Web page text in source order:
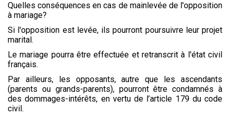
Quelles conséquences en cas de mainlevée de l'opposition
à mariage?
Si l'opposition est levée, ils pourront poursuivre leur projet
marital.
Le mariage pourra être effectuée et retranscrit à l'état civil
français.
Par ailleurs, les opposants, autre que les ascendants
(parents ou grands-parents), pourront être condamnés à
des dommages-intérêts, en vertu de l’article 179 du code
civil.